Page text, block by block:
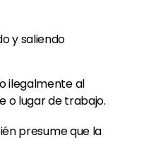
y saliendo
ilegalmente al
o lugar de trabajo.
presume que la